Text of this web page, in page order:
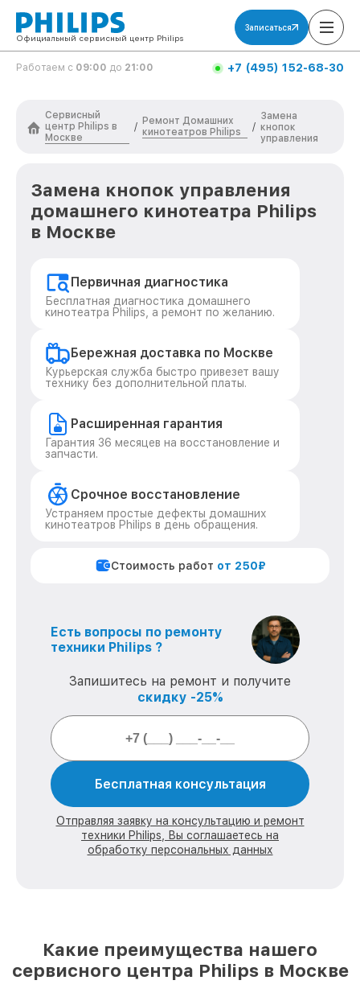
Официальный сервисный центр Philips
Записаться
Работаем с 09:00 до 21:00 +7 (495) 152-68-30
Сервисный
центр Philips в
Москве
/
Ремонт Домашних
кинотеатров Philips
/
Замена
кнопок
управления
Замена кнопок управления
домашнего кинотеатра Philips
в Москве
Первичная диагностика
Бесплатная диагностика домашнего
кинотеатра Philips, а ремонт по желанию.
Бережная доставка по Москве
Курьерская служба быстро привезет вашу
технику без дополнительной платы.
Расширенная гарантия
Гарантия 36 месяцев на восстановление и
запчасти.
Срочное восстановление
Устраняем простые дефекты домашних
кинотеатров Philips в день обращения.
Стоимость работ от 250₽
Есть вопросы по ремонту
техники Philips ?
Запишитесь на ремонт и получите
скидку -25%
Бесплатная консультация
Отправляя заявку на консультацию и ремонт
техники Philips, Вы соглашаетесь на
обработку персональных данных
Какие преимущества нашего
сервисного центра Philips в Москве